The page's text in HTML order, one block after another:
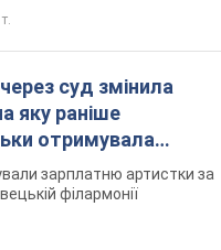
суд змінила
яку раніше
отримувала
зарплатню артистки за
філармонії